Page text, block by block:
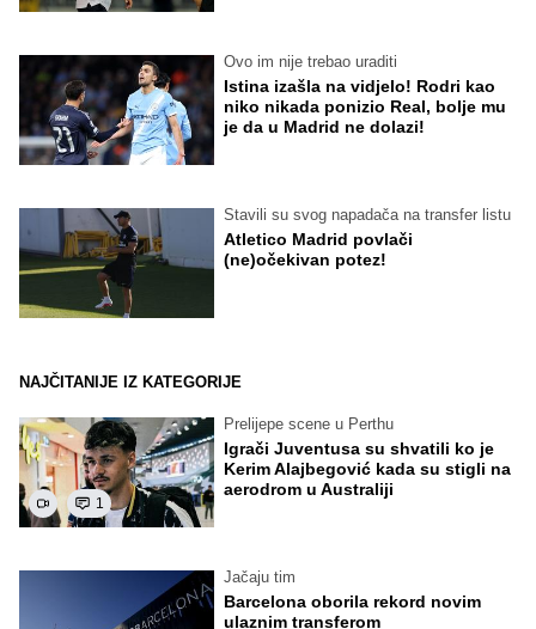
Ovo im nije trebao uraditi
Istina izašla na vidjelo! Rodri kao
niko nikada ponizio Real, bolje mu
je da u Madrid ne dolazi!
Stavili su svog napadača na transfer listu
Atletico Madrid povlači
(ne)očekivan potez!
NAJČITANIJE IZ KATEGORIJE
1
Prelijepe scene u Perthu
Igrači Juventusa su shvatili ko je
Kerim Alajbegović kada su stigli na
aerodrom u Australiji
Jačaju tim
Barcelona oborila rekord novim
ulaznim transferom